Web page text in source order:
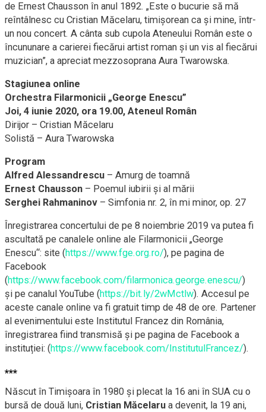
de Ernest Chausson în anul 1892. „Este o bucurie să mă
reîntâlnesc cu Cristian Măcelaru, timișorean ca și mine, într-
un nou concert. A cânta sub cupola Ateneului Român este o
încununare a carierei fiecărui artist roman și un vis al fiecărui
muzician”, a apreciat mezzosoprana Aura Twarowska.
Stagiunea online
Orchestra Filarmonicii „George Enescu”
Joi, 4 iunie 2020, ora 19.00, Ateneul Român
Dirijor – Cristian Măcelaru
Solistă – Aura Twarowska
Program
Alfred Alessandrescu – Amurg de toamnă
Ernest Chausson – Poemul iubirii şi al mării
Serghei Rahmaninov – Simfonia nr. 2, în mi minor, op. 27
Înregistrarea concertului de pe 8 noiembrie 2019 va putea fi
ascultată pe canalele online ale Filarmonicii „George
Enescu“: site (https://www.fge.org.ro/), pe pagina de
Facebook
(https://www.facebook.com/filarmonica.george.enescu/)
și pe canalul YouTube (https://bit.ly/2wMctlw). Accesul pe
aceste canale online va fi gratuit timp de 48 de ore. Partener
al evenimentului este Institutul Francez din România,
înregistrarea fiind transmisă și pe pagina de Facebook a
instituției: (https://www.facebook.com/InstitutulFrancez/).
***
Născut în Timişoara în 1980 și plecat la 16 ani în SUA cu o
bursă de două luni, Cristian Măcelaru a devenit, la 19 ani,